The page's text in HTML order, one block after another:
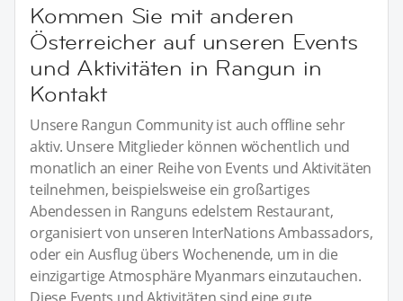
Kommen Sie mit anderen
Österreicher auf unseren Events
und Aktivitäten in Rangun in
Kontakt
Unsere Rangun Community ist auch offline sehr
aktiv. Unsere Mitglieder können wöchentlich und
monatlich an einer Reihe von Events und Aktivitäten
teilnehmen, beispielsweise ein großartiges
Abendessen in Ranguns edelstem Restaurant,
organisiert von unseren InterNations Ambassadors,
oder ein Ausflug übers Wochenende, um in die
einzigartige Atmosphäre Myanmars einzutauchen.